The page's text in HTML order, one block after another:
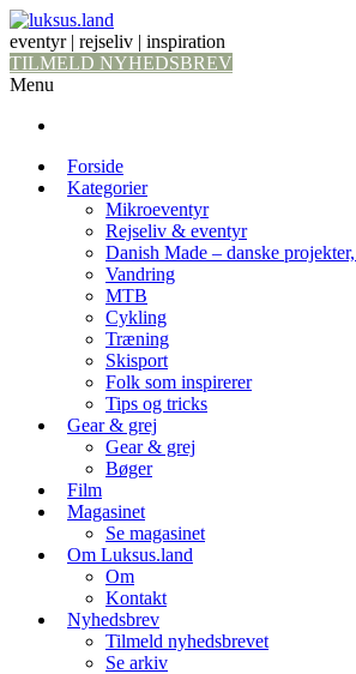
eventyr | rejseliv | inspiration
TILMELD NYHEDSBREV
Menu
Forside
Kategorier
Mikroeventyr
Rejseliv & eventyr
Danish Made – danske
Vandring
MTB
Cykling
Træning
Skisport
Folk som inspirerer
Tips og tricks
Gear & grej
Gear & grej
Bøger
Film
Magasinet
Se magasinet
Om Luksus.land
Om
Kontakt
Nyhedsbrev
Tilmeld nyhedsbrevet
Se arkiv